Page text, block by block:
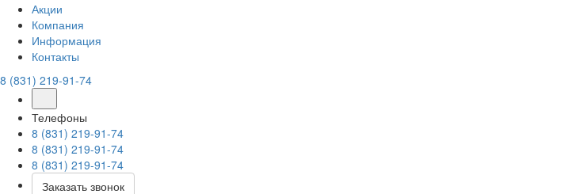
Акции
Компания
Информация
Контакты
8 (831) 219-91-74
Телефоны
8 (831) 219-91-74
8 (831) 219-91-74
8 (831) 219-91-74
Заказать звонок